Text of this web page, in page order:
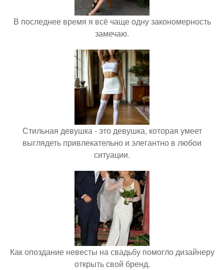
В последнее время я всё чаще одну закономерность
замечаю.
Стильная девушка - это девушка, которая умеет
выглядеть привлекательно и элегантно в любои
ситуации.
Как опоздание невесты на свадьбу помогло дизайнеру
открыть свой бренд.